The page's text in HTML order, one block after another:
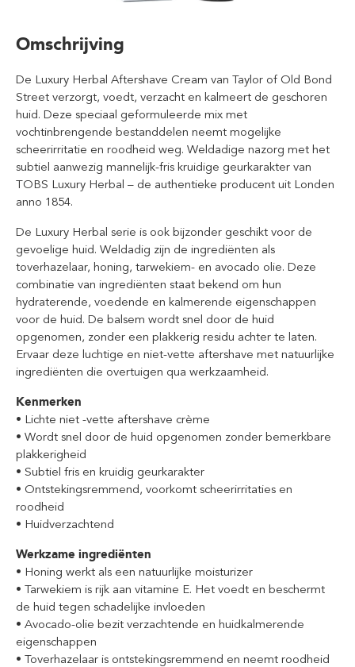
Omschrijving
De Luxury Herbal Aftershave Cream van Taylor of Old Bond
Street verzorgt, voedt, verzacht en kalmeert de geschoren
huid. Deze speciaal geformuleerde mix met
vochtinbrengende bestanddelen neemt mogelijke
scheerirritatie en roodheid weg. Weldadige nazorg met het
subtiel aanwezig mannelijk-fris kruidige geurkarakter van
TOBS Luxury Herbal – de authentieke producent uit Londen
anno 1854.
De Luxury Herbal serie is ook bijzonder geschikt voor de
gevoelige huid. Weldadig zijn de ingrediënten als
toverhazelaar, honing, tarwekiem- en avocado olie. Deze
combinatie van ingrediënten staat bekend om hun
hydraterende, voedende en kalmerende eigenschappen
voor de huid. De balsem wordt snel door de huid
opgenomen, zonder een plakkerig residu achter te laten.
Ervaar deze luchtige en niet-vette aftershave met natuurlijke
ingrediënten die overtuigen qua werkzaamheid.
Kenmerken
• Lichte niet -vette aftershave crème
• Wordt snel door de huid opgenomen zonder bemerkbare
plakkerigheid
• Subtiel fris en kruidig geurkarakter
• Ontstekingsremmend, voorkomt scheerirritaties en
roodheid
• Huidverzachtend
Werkzame ingrediënten
• Honing werkt als een natuurlijke moisturizer
• Tarwekiem is rijk aan vitamine E. Het voedt en beschermt
de huid tegen schadelijke invloeden
• Avocado-olie bezit verzachtende en huidkalmerende
eigenschappen
• Toverhazelaar is ontstekingsremmend en neemt roodheid